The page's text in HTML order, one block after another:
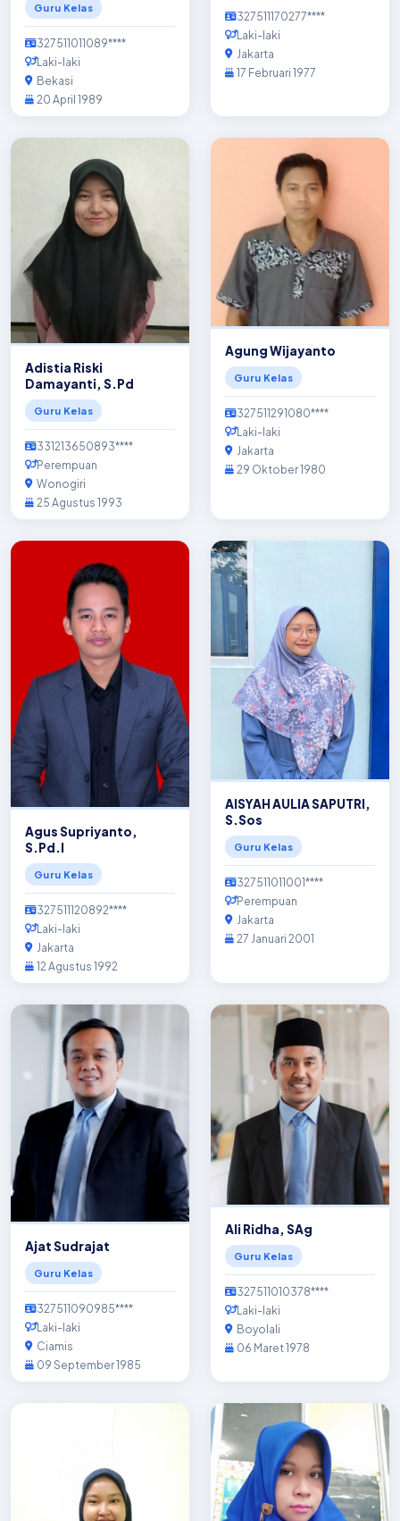
Guru Kelas
327511011089****
Laki-laki
Bekasi
20 April 1989
327511170277****
Laki-laki
Jakarta
17 Februari 1977
Adistia Riski
Damayanti, S.Pd
Guru Kelas
331213650893****
Perempuan
Wonogiri
25 Agustus 1993
Agung Wijayanto
Guru Kelas
327511291080****
Laki-laki
Jakarta
29 Oktober 1980
Agus Supriyanto,
S.Pd.I
Guru Kelas
327511120892****
Laki-laki
Jakarta
12 Agustus 1992
AISYAH AULIA SAPUTRI,
S.Sos
Guru Kelas
327511011001****
Perempuan
Jakarta
27 Januari 2001
Ajat Sudrajat
Guru Kelas
327511090985****
Laki-laki
Ciamis
09 September 1985
Ali Ridha, SAg
Guru Kelas
327511010378****
Laki-laki
Boyolali
06 Maret 1978